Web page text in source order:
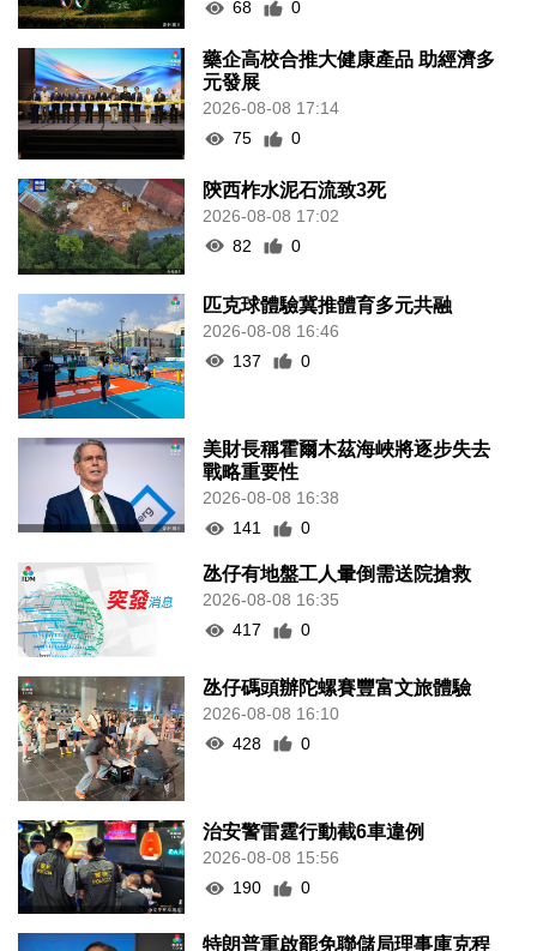
68
0
藥企高校合推大健康產品 助經濟多
元發展
2026-08-08 17:14
75
0
陝西柞水泥石流致3死
2026-08-08 17:02
82
0
匹克球體驗冀推體育多元共融
2026-08-08 16:46
137
0
美財長稱霍爾木茲海峽將逐步失去
戰略重要性
2026-08-08 16:38
141
0
氹仔有地盤工人暈倒需送院搶救
2026-08-08 16:35
417
0
氹仔碼頭辦陀螺賽豐富文旅體驗
2026-08-08 16:10
428
0
治安警雷霆行動截6車違例
2026-08-08 15:56
190
0
特朗普重啟罷免聯儲局理事庫克程